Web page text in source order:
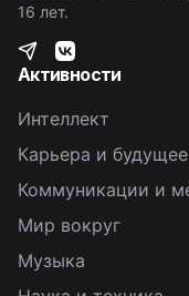
16 лет.
Активности
Интеллект
Карьера и будущее
Коммуникации и
Мир вокруг
Музыка